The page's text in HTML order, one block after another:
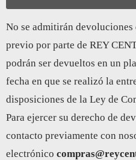
No se admitirán devoluciones
previo por parte de REY
podrán ser devueltos en un
fecha en que se realizó la
disposiciones de la Ley de
Para ejercer su derecho de
contacto previamente con
electrónico